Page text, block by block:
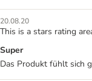
20.08.20
This is a stars rating
Super
Das Produkt fühlt sich